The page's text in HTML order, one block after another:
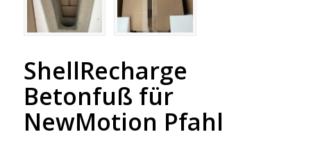
ShellRecharge
Betonfuß für
NewMotion Pfahl